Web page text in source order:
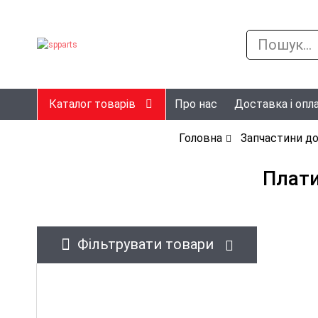
Каталог товарів Про нас Доставка і
Головна Запчастини до
Фільтрувати товари